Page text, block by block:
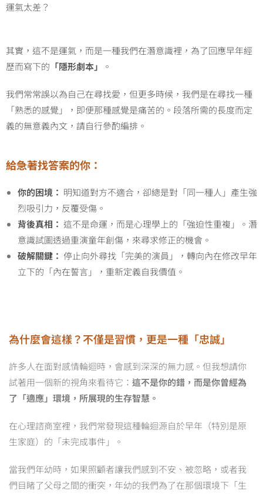
運氣太差？
其實，這不是運氣，而是一種我們在潛意識裡，為了回應早年經
歷而寫下的 「隱形劇本」 。
我們常常誤以為自己在尋找愛，但更多時候，我們是在尋找一種
「熟悉的感覺」，即便那種感覺是痛苦的。 段落所需的長度而定
義的無意義內文，請自行參酌編排。
給急著找答案的你：
你的困境： 明知道對方不適合，卻總是對「同一種人」產生強
烈吸引力，反覆受傷。
背後真相： 這不是命運，而是心理學上的「強迫性重複」。潛
意識試圖透過重演童年創傷，來尋求修正的機會。
破解關鍵： 停止向外尋找「完美的演員」，轉向內在修改早年
立下的「內在誓言」，重新定義自我價值。
為什麼會這樣？不僅是習慣，更是一種「忠誠」
許多人在面對感情輪迴時，會感到深深的無力感。但我想請你
試著用一個新的視角來看待它： 這不是你的錯，而是你曾經為
了「適應」環境，所展現的生存智慧。
在心理諮商室裡，我們常發現這種輪迴源自於早年（特別是原
生家庭）的「未完成事件」。
當我們年幼時，如果照顧者讓我們感到不安、被忽略，或者我
們目睹了父母之間的衝突，年幼的我們為了在那個環境下「生